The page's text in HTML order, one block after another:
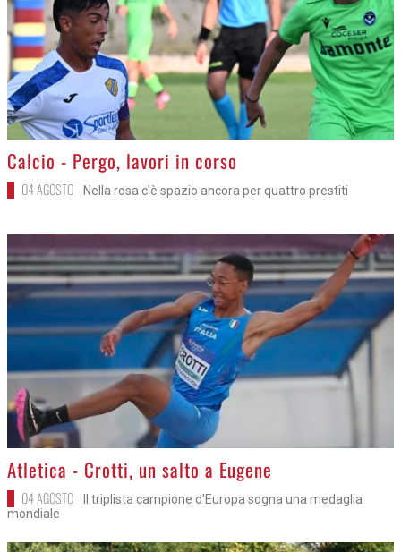
>
Calcio - Pergo, lavori in corso
04 AGOSTO Nella rosa c'è spazio ancora per quattro prestiti
>
Atletica - Crotti, un salto a Eugene
04 AGOSTO
Il triplista campione d'Europa sogna una medaglia
mondiale